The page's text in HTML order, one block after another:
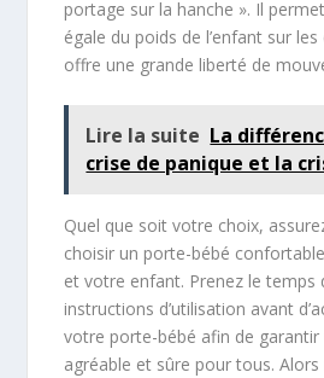
portage sur la hanche ». Il
égale du poids de l’enfant sur
offre une grande liberté de
Lire la suite La
crise de panique et la
Quel que soit votre choix,
choisir un porte-bébé
et votre enfant. Prenez le temps
instructions d’utilisation avant
votre porte-bébé afin de garantir
agréable et sûre pour tous. Alors